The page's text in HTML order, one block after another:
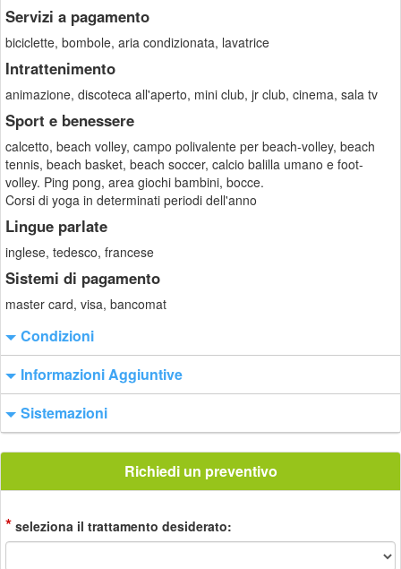
Servizi a pagamento
biciclette, bombole, aria condizionata, lavatrice
Intrattenimento
animazione, discoteca all'aperto, mini club, jr club, cinema, sala tv
Sport e benessere
calcetto, beach volley, campo polivalente per beach-volley, beach
tennis, beach basket, beach soccer, calcio balilla umano e foot-
volley. Ping pong, area giochi bambini, bocce.
Corsi di yoga in determinati periodi dell'anno
Lingue parlate
inglese, tedesco, francese
Sistemi di pagamento
master card, visa, bancomat
Condizioni
Informazioni Aggiuntive
Sistemazioni
Richiedi un preventivo
* seleziona il trattamento desiderato: